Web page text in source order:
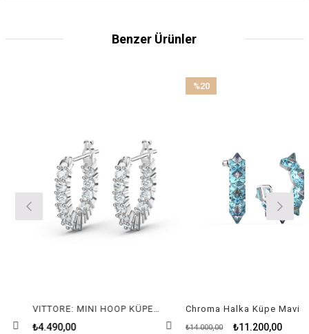
Benzer Ürünler
VITTORE: MINI HOOP KÜPE, BEYAZ, RODYUM KAPLAMA
₺4.490,00
Chroma Halka Küpe Mavi
₺11.200,00
₺14.000,00
%20